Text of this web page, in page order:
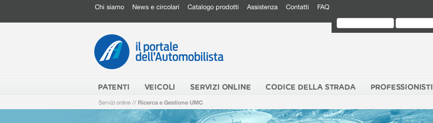
Chi siamo News e circolari Catalogo prodotti Assistenza Contatti FAQ
PATENTI VEICOLI SERVIZI ONLINE CODICE DELLA STRADA PROFESSIONISTI
Servizi online // Ricerca e Gestione UMC